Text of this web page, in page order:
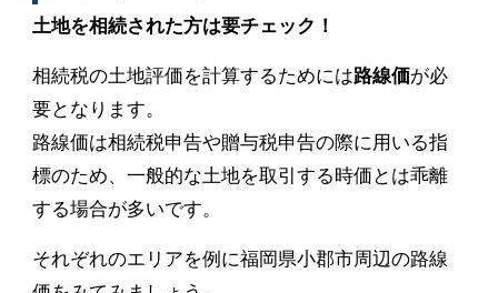
土地を相続された方は要チェック！
相続税の土地評価を計算するためには路線価が必
要となります。
路線価は相続税申告や贈与税申告の際に用いる指
標のため、一般的な土地を取引する時価とは乖離
する場合が多いです。
それぞれのエリアを例に福岡県小郡市周辺の路線